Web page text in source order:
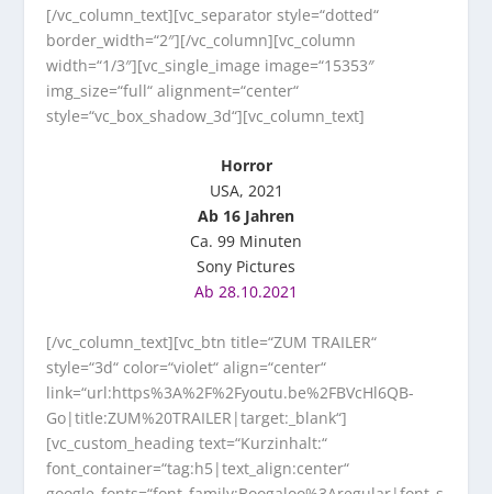
[/vc_column_text][vc_separator style=“dotted“
border_width=“2″][/vc_column][vc_column
width=“1/3″][vc_single_image image=“15353″
img_size=“full“ alignment=“center“
style=“vc_box_shadow_3d“][vc_column_text]
Horror
USA, 2021
Ab 16 Jahren
Ca. 99 Minuten
Sony Pictures
Ab 28.10.2021
[/vc_column_text][vc_btn title=“ZUM TRAILER“
style=“3d“ color=“violet“ align=“center“
link=“url:https%3A%2F%2Fyoutu.be%2FBVcHl6QB-
Go|title:ZUM%20TRAILER|target:_blank“]
[vc_custom_heading text=“Kurzinhalt:“
font_container=“tag:h5|text_align:center“